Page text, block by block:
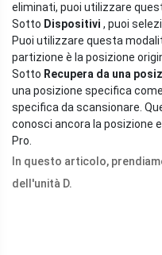
eliminati, puoi utilizzare
Sotto Dispositivi , puoi
Puoi utilizzare questa
partizione è la posizione
Sotto Recupera da una
una posizione specifica
specifica da scansionare.
conosci ancora la posizione
Pro.
In questo articolo,
dell'unità D.